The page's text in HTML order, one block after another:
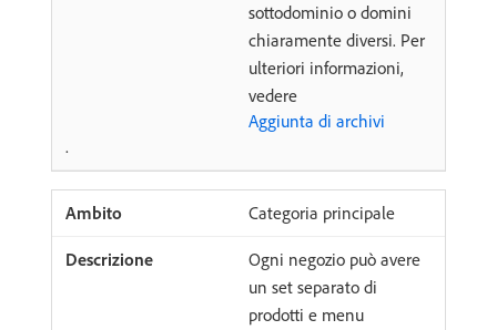
sottodominio o domini
chiaramente diversi. Per
ulteriori informazioni,
vedere
Aggiunta di archivi
.
Categoria principale
Ogni negozio può avere
un set separato di
prodotti e menu